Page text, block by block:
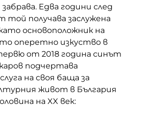
Едва години след
той получава заслужена
основоположник на
оперетно изкуство в
от 2018 година синът
подчертава
на своя баща за
живот в България
на XX век: